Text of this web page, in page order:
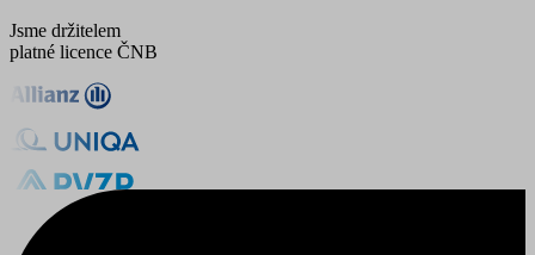
Jsme držitelem
platné licence ČNB